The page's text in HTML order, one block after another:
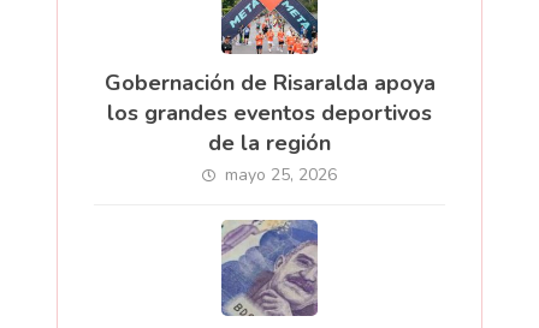
Gobernación de Risaralda apoya
los grandes eventos deportivos
de la región
mayo 25, 2026